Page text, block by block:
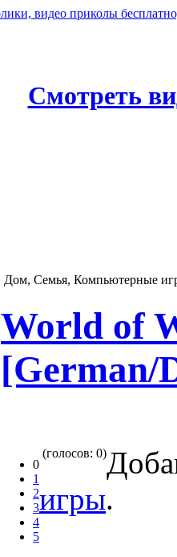
Смотреть
Дом, Семья, Компьютерные
World of
[German/
0
1
2
3
4
5
(голосов: 0)
игры.